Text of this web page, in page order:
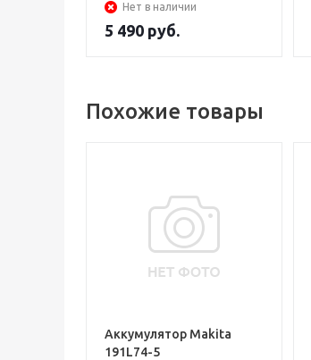
Нет в наличии
5 490 руб.
Похожие товары
Аккумулятор Makita
191L74-5